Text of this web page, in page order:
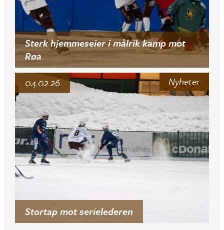
Sterk hjemmeseier i målrik kamp mot
Røa
Nyheter
Stortap mot serielederen
04.02.26